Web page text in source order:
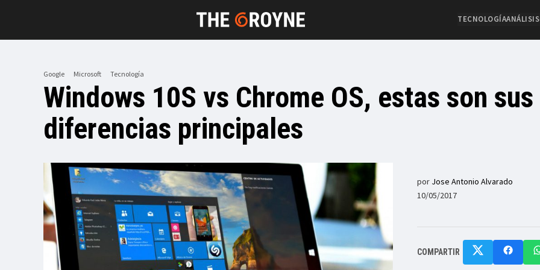
TECNOLOGÍAANÁLISIS
Google Microsoft Tecnología
Windows 10S vs Chrome OS, estas son sus
diferencias principales
por Jose Antonio Alvarado
10/05/2017
COMPARTIR